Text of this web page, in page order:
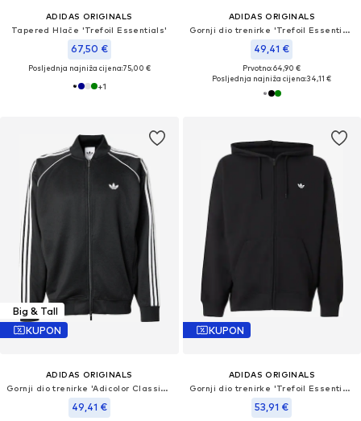
ADIDAS ORIGINALS
Tapered Hlače 'Trefoil Essentials'
67,50 €
Posljednja najniža cijena:75,00 €
+1
ADIDAS ORIGINALS
Gornji dio trenirke 'Trefoil Essentials'
49,41 €
Prvotno: 64,90 €
Posljednja najniža cijena:34,11 €
Big & Tall
KUPON
ADIDAS ORIGINALS
Gornji dio trenirke 'Adicolor Classics'
49,41 €
KUPON
ADIDAS ORIGINALS
Gornji dio trenirke 'Trefoil Essentials'
53,91 €